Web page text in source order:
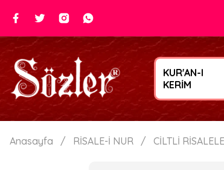
KUR'AN-I
KERİM
Anasayfa RİSALE-İ NUR CİLTLİ